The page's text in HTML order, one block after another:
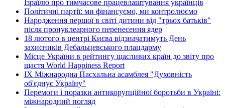
Ізраїлю про тимчасове працевлаштування українців
Політичні партії: ми фінансуємо, ми контролюємо
Народження першої в світі дитини від "трьох батьків"
після пронуклеарного перенесення ядер
18 лютого в центрі Києва відзначатимуть День
захисників Дебальцевського плацдарму
Місце України в рейтингу щасливих країн до звіту про
щастя World Happiness Report
ІХ Міжнародна Пасхальна асамблея "Духовність
об'єднує Україну"
Перемоги і поразки антикорупційної боротьби в Україні:
міжнародний погляд